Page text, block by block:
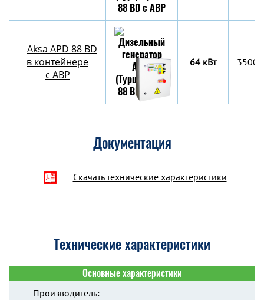
Aksa APD 88 BD
в контейнере
c АВР
64 кВт
Документация
Скачать технические характеристики
Технические характеристики
Основные характеристики
Производитель: